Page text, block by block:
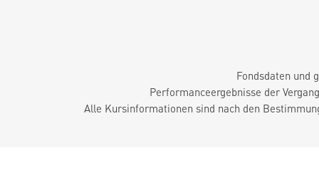
Fondsdaten und
Performanceergebnisse der
Alle Kursinformationen sind nach den